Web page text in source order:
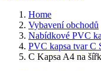
Home
Vybavení obchodů
Nabídkové PVC
PVC kapsa tvar C
C Kapsa A4 na